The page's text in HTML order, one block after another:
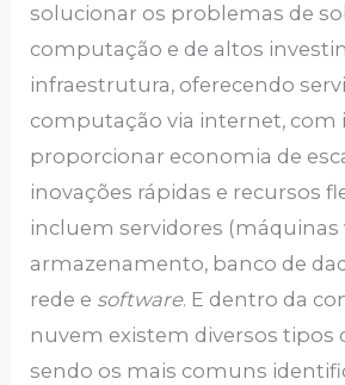
solucionar os problemas de
computação e de altos
infraestrutura, oferecendo
computação via internet, com
proporcionar economia de
inovações rápidas e recursos
incluem servidores (máquinas
armazenamento, banco de
rede e software. E dentro da
nuvem existem diversos tipos
sendo os mais comuns